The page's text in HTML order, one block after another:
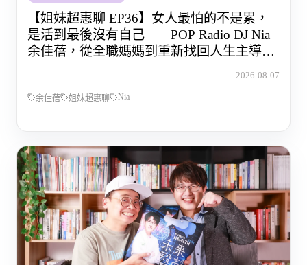
【姐妹超惠聊 EP36】女人最怕的不是累，
是活到最後沒有自己——POP Radio DJ Nia
余佳蓓，從全職媽媽到重新找回人生主導權
2026-08-07
余佳蓓 姐妹超惠聊 Nia